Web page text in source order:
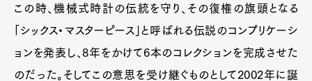
この時、機械式時計の伝統を守り、その復権の旗頭となる
「シックス・マスターピース」と呼ばれる伝説のコンプリケーシ
ョンを発表し、8年をかけて6本のコレクションを完成させた
のだった。そしてこの意思を受け継ぐものとして2002年に誕